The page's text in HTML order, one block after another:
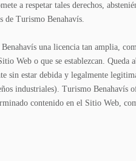
a respetar tales derechos,
de Turismo Benahavís.
una licencia tan amplia,
Web o que se establezcan. Queda
sin estar debida y legalmente
industriales). Turismo Benahavís
contenido en el Sitio Web,